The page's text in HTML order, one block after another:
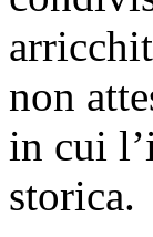
non
in cui
storica.